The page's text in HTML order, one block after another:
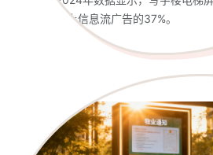
仅为线上信息流广告的37%。